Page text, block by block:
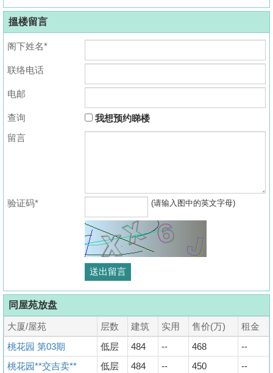
搵楼留言
阁下姓名*
联络电话
电邮
查询
我想预约睇楼
留言
验证码* (请输入图中的英文字母)
同屋苑放盘
大厦/屋苑 层数 建筑 实用 售价(万)
租金
桃花园 第03期
低层 484 -- 468
--
桃花园**交吉卖**
低层 484 -- 450 --